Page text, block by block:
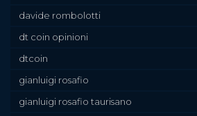
davide rombolotti
dt coin opinioni
dtcoin
gianluigi rosafio
gianluigi rosafio taurisano